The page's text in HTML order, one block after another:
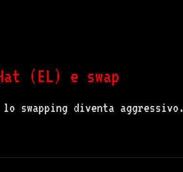
(EL) e swap
lo swapping diventa aggressivo.